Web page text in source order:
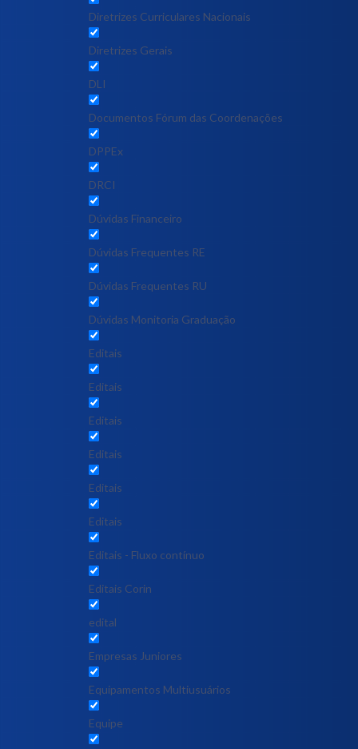
Diretrizes Curriculares Nacionais
Diretrizes Gerais
DLI
Documentos Fórum das Coordenações
DPPEx
DRCI
Dúvidas Financeiro
Dúvidas Frequentes RE
Dúvidas Frequentes RU
Dúvidas Monitoria Graduação
Editais
Editais
Editais
Editais
Editais
Editais
Editais - Fluxo contínuo
Editais Corin
edital
Empresas Juniores
Equipamentos Multiusuários
Equipe